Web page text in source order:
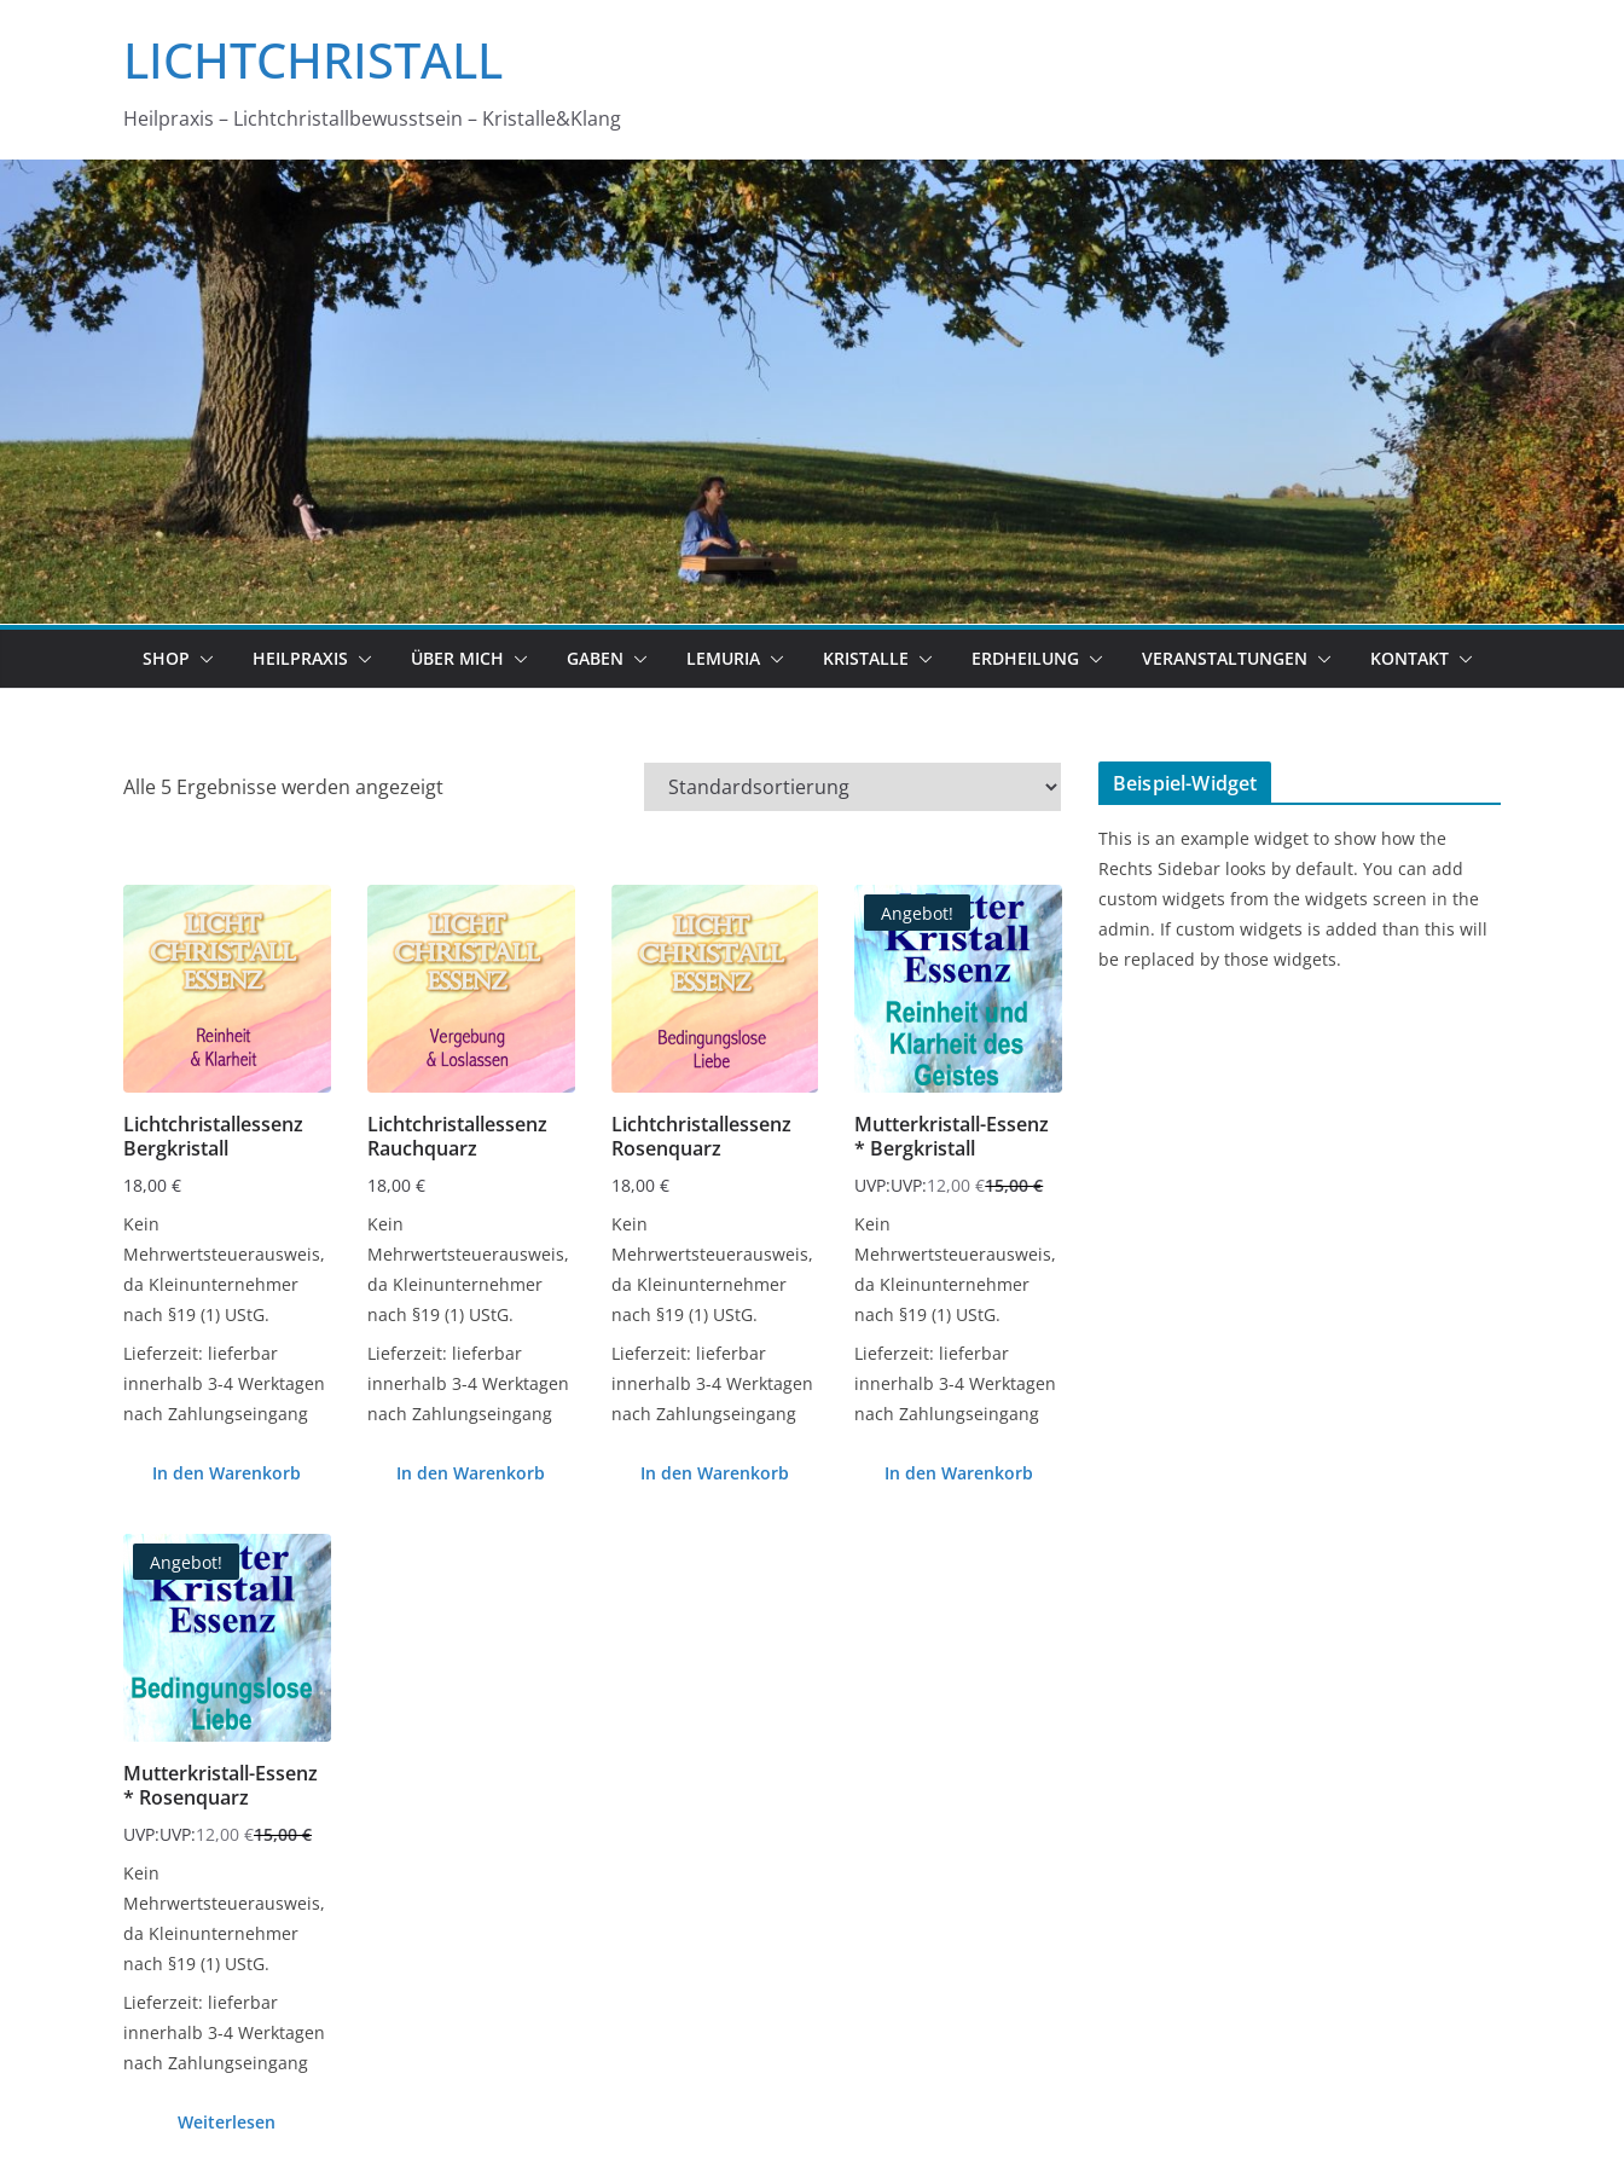
LICHTCHRISTALL
Heilpraxis – Lichtchristallbewusstsein – Kristalle&Klang
SHOP HEILPRAXIS ÜBER MICH GABEN LEMURIA KRISTALLE ERDHEILUNG VERANSTALTUNGEN KONTAKT
Alle 5 Ergebnisse werden angezeigt
Lichtchristallessenz
Bergkristall
18,00 €
Kein
Mehrwertsteuerausweis,
da Kleinunternehmer
nach §19 (1) UStG.
Lieferzeit: lieferbar
innerhalb 3-4 Werktagen
nach Zahlungseingang
In den Warenkorb
Lichtchristallessenz
Rauchquarz
18,00 €
Kein
Mehrwertsteuerausweis,
da Kleinunternehmer
nach §19 (1) UStG.
Lieferzeit: lieferbar
innerhalb 3-4 Werktagen
nach Zahlungseingang
In den Warenkorb
Lichtchristallessenz
Rosenquarz
18,00 €
Kein
Mehrwertsteuerausweis,
da Kleinunternehmer
nach §19 (1) UStG.
Lieferzeit: lieferbar
innerhalb 3-4 Werktagen
nach Zahlungseingang
In den Warenkorb
Angebot!
Mutterkristall-Essenz
* Bergkristall
UVP: 15,00€
Ursprünglicher
Preis
war:
15,00 €
UVP:12,00€
Aktueller
Preis
ist:
12,00 €.
Kein
Mehrwertsteuerausweis,
da Kleinunternehmer
nach §19 (1) UStG.
Lieferzeit: lieferbar
innerhalb 3-4 Werktagen
nach Zahlungseingang
In den Warenkorb
Angebot!
Mutterkristall-Essenz
* Rosenquarz
UVP: 15,00€
Ursprünglicher
Preis
war:
15,00 €
UVP:12,00 €
Aktueller
Preis
ist:
12,00 €.
Kein
Mehrwertsteuerausweis,
da Kleinunternehmer
nach §19 (1) UStG.
Lieferzeit: lieferbar
innerhalb 3-4 Werktagen
nach Zahlungseingang
Weiterlesen
Beispiel-Widget
This is an example widget to show how the
Rechts Sidebar looks by default. You can add
custom widgets from the widgets screen in the
admin. If custom widgets is added than this will
be replaced by those widgets.